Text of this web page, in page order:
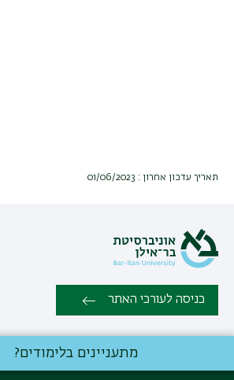
תאריך עדכון אחרון : 01/06/2023
כניסה לעורכי האתר
כל הזכויות שמורות: הפקולטה לרפואה בגליל ע״ש
מתעניינים בלימודים?